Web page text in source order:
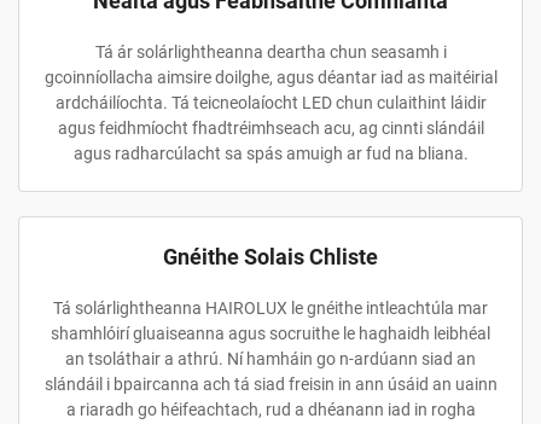
Tá ár solárlightheanna deartha chun seasamh i
gcoinníollacha aimsire doilghe, agus déantar iad as maitéirial
ardcháilíochta. Tá teicneolaíocht LED chun culaithint láidir
agus feidhmíocht fhadtréimhseach acu, ag cinnti slándáil
agus radharcúlacht sa spás amuigh ar fud na bliana.
Gnéithe Solais Chliste
Tá solárlightheanna HAIROLUX le gnéithe intleachtúla mar
shamhlóirí gluaiseanna agus socruithe le haghaidh leibhéal
an tsoláthair a athrú. Ní hamháin go n-ardúann siad an
slándáil i bpaircanna ach tá siad freisin in ann úsáid an uainn
a riaradh go héifeachtach, rud a dhéanann iad in rogha